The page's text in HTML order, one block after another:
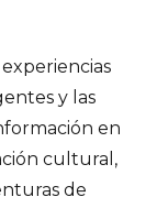
y las
en
cultural,
de